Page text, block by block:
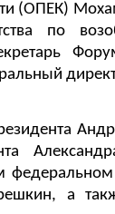
(ОПЕК)
по
а